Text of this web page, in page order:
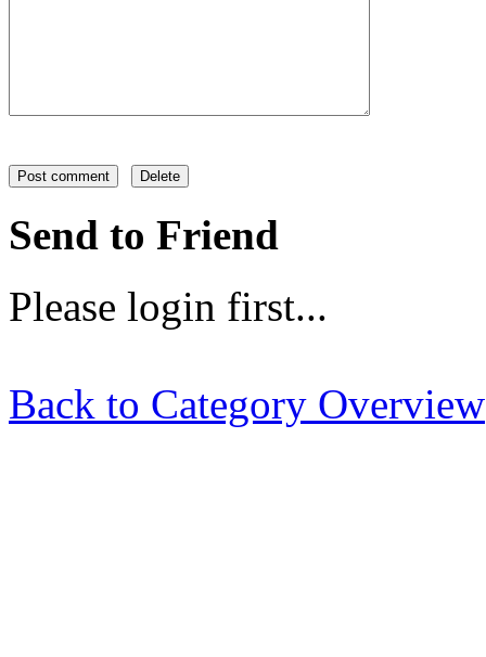
Send to Friend
Please login first...
Back to Category Overview